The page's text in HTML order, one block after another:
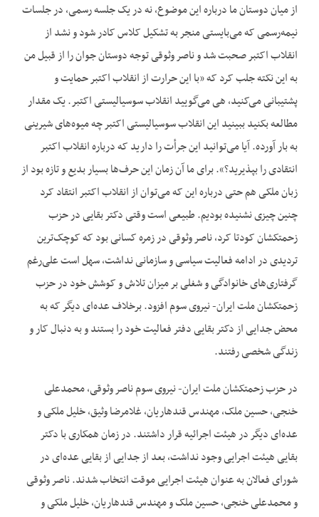
از میان دوستان ما درباره این موضوع، نه در یک جلسه رسمی، در جلسات
نیمه‌رسمی که می‌بایستی منجر به تشکیل کلاس کادر شود و نشد از
انقلاب اکتبر صحبت شد و ناصر وثوقی توجه دوستان جوان را از قبیل من
به این نکته جلب کرد که «با این حرارت از انقلاب اکتبر حمایت و
پشتیبانی می‌کنید، هی می‌گویید انقلاب سوسیالیستی اکتبر. یک مقدار
مطالعه بکنید ببینید این انقلاب سوسیالیستی اکتبر چه میوه‌های شیرینی
به بار آورده. آیا می‌توانید این جرأت را دارید که درباره انقلاب اکتبر
انتقادی را بپذیرید؟». برای ما آن زمان این حرف‌ها بسیار بدیع و تازه بود از
زبان ملکی هم حتی درباره این که می‌توان از انقلاب اکتبر انتقاد کرد
چنین چیزی نشنیده بودیم. طبیعی است وقتی دکتر بقایی در حزب
زحمتکشان کودتا کرد، ناصر وثوقی در زمره کسانی بود که کوچک‌ترین
تردیدی در ادامه فعالیت سیاسی و سازمانی نداشت، سهل است علی‌رغم
گرفتاری‌های خانوادگی و شغلی بر میزان تلاش و کوشش خود در حزب
زحمتکشان ملت ایران- نیروی سوم افزود. برخلاف عده‌ای دیگر که به
محض جدایی از دکتر بقایی دفتر فعالیت خود را بستند و به دنبال کار و
زندگی شخصی رفتند.
در حزب زحمتکشان ملت ایران- نیروی سوم ناصر وثوقی، محمدعلی
خنجی، حسین ملک، مهندس قندهاریان، غلامرضا وثیق، خلیل ملکی و
عده‌ای دیگر در هیئت اجرائیه قرار داشتند. در زمان همکاری با دکتر
بقایی هیئت اجرایی وجود نداشت، بعد از جدایی از بقایی عده‌ای در
شورای فعالان به عنوان هیئت اجرایی موقت انتخاب شدند. ناصر وثوقی
و محمدعلی خنجی، حسین ملک و مهندس قندهاریان، خلیل ملکی و